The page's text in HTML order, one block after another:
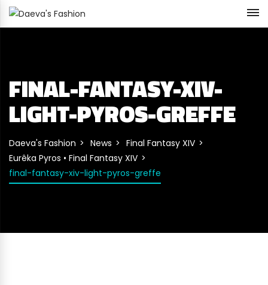
FINAL-FANTASY-XIV-
LIGHT-PYROS-GREFFE
Daeva's Fashion News
Final Fantasy XIV
Eurêka Pyros • Final Fantasy XIV
final-fantasy-xiv-light-pyros-greffe